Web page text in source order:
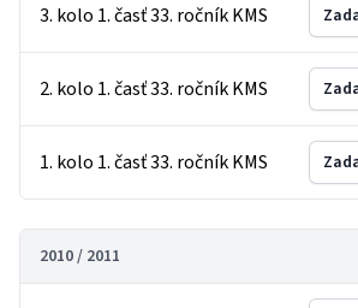
3. kolo 1. časť 33. ročník KMS
2. kolo 1. časť 33. ročník KMS
1. kolo 1. časť 33. ročník KMS
2010 / 2011